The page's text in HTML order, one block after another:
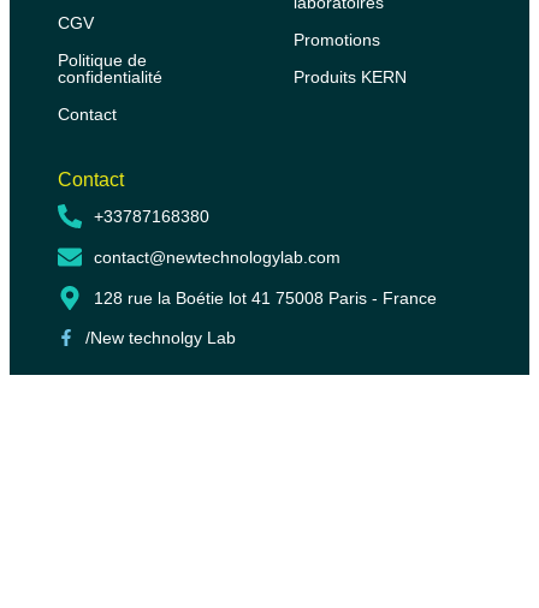
CGV
Politique de
confidentialité
Contact
Promotions
Produits KERN
Contact
+33787168380
contact@newtechnologylab.com
128 rue la Boétie lot 41 75008 Paris - France
/New technolgy Lab